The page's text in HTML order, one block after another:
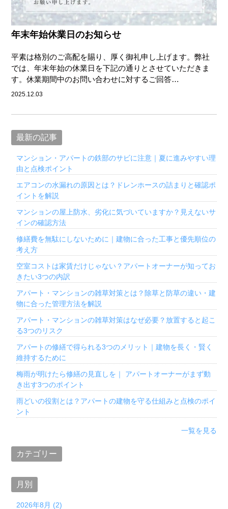
年末年始休業日のお知らせ
平素は格別のご高配を賜り、厚く御礼申し上げます。弊社
では、年末年始の休業日を下記の通りとさせていただきま
す。休業期間中のお問い合わせに対するご回答…
2025.12.03
最新の記事
マンション・アパートの鉄部のサビに注意｜夏に進みやすい理
由と点検ポイント
エアコンの水漏れの原因とは？ドレンホースの詰まりと確認ポ
イントを解説
マンションの屋上防水、劣化に気づいていますか？見えないサ
インの確認方法
修繕費を無駄にしないために｜建物に合った工事と優先順位の
考え方
空室コストは家賃だけじゃない？アパートオーナーが知ってお
きたい3つの内訳
アパート・マンションの雑草対策とは？除草と防草の違い・建
物に合った管理方法を解説
アパート・マンションの雑草対策はなぜ必要？放置すると起こ
る3つのリスク
アパートの修繕で得られる3つのメリット｜建物を長く・賢く
維持するために
梅雨が明けたら修繕の見直しを｜ アパートオーナーがまず動
き出す3つのポイント
雨どいの役割とは？アパートの建物を守る仕組みと点検のポイ
ント
一覧を見る
カテゴリー
月別
2026年8月 (2)